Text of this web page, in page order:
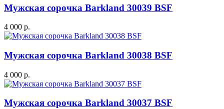
Мужская сорочка Barkland 30039 BSF
4 000 р.
Мужская сорочка Barkland 30038 BSF
4 000 р.
Мужская сорочка Barkland 30037 BSF